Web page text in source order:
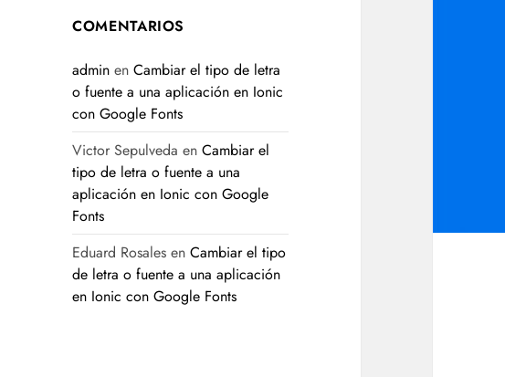
COMENTARIOS
admin enCambiar el tipo de letra
o fuente a una aplicación en Ionic
con Google Fonts
Victor Sepulveda enCambiar el
tipo de letra o fuente a una
aplicación en Ionic con Google
Fonts
Eduard Rosales enCambiar el tipo
de letra o fuente a una aplicación
en Ionic con Google Fonts